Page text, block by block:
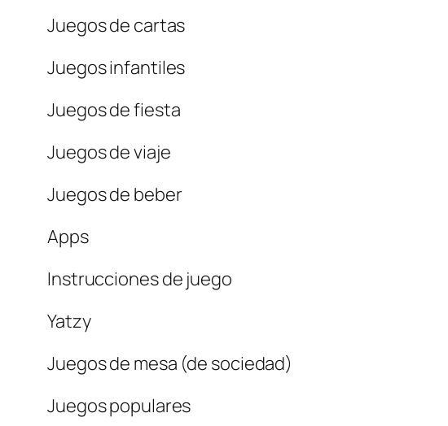
Juegos de cartas
Juegos infantiles
Juegos de fiesta
Juegos de viaje
Juegos de beber
Apps
Instrucciones de juego
Yatzy
Juegos de mesa (de sociedad)
Juegos populares